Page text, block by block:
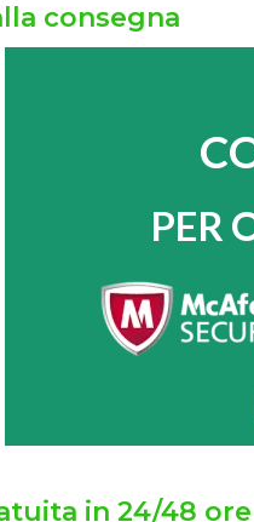
consegna
PER
in 24/48 ore